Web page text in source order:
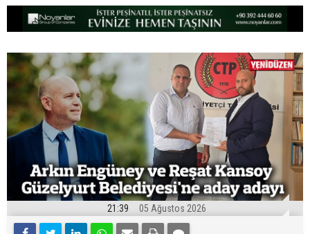
21:39 05 Ağustos 2026